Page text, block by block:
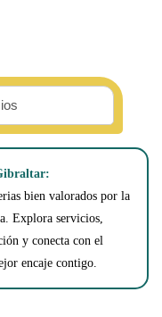
bien valorados por la
Explora servicios,
y conecta con el
encaje contigo.